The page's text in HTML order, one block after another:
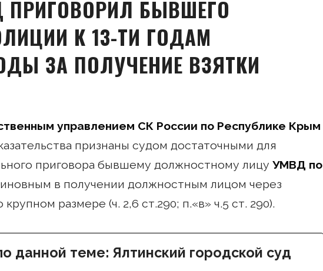
ПРИГОВОРИЛ БЫВШЕГО
К 13-ТИ ГОДАМ
ЗА ПОЛУЧЕНИЕ ВЗЯТКИ
управлением СК России по Республике Крым
признаны судом достаточными для
приговора бывшему должностному лицу УМВД по
в получении должностным лицом через
размере (ч. 2,6 ст.290; п.«в» ч.5 ст. 290).
данной теме: Ялтинский городской суд